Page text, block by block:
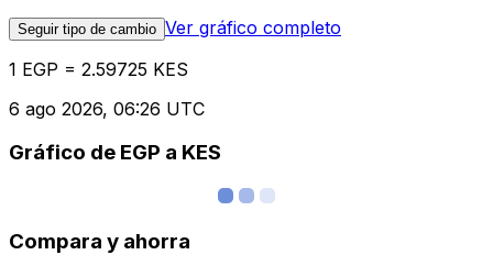
Seguir tipo de cambio Ver gráfico completo
1 EGP = 2.59725 KES
6 ago 2026, 06:26 UTC
Gráfico de EGP a KES
Compara y ahorra